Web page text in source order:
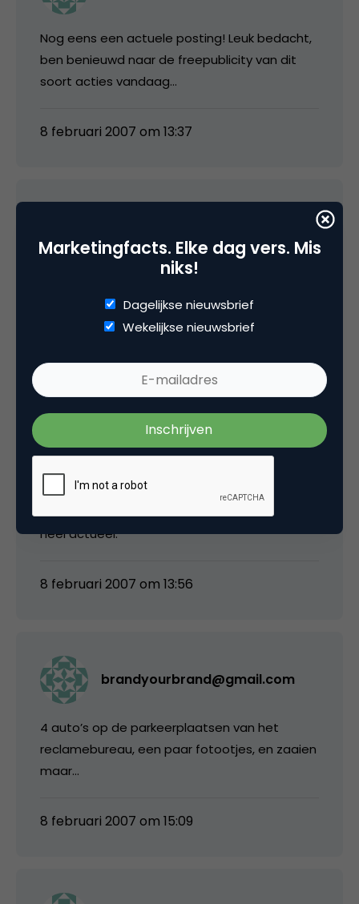
Nog eens een actuele posting! Leuk bedacht,
ben benieuwd naar de freepublicity van dit
soort acties vandaag…
8 februari 2007 om 13:37
Leuke post, ik ga even sneeuwballen gooien
Haha, “actuele posting”… Ronald, is dat
cynisch bedoeld? Winter 2005/2006 is niet zo
heel actueel.
8 februari 2007 om 13:56
brandyourbrand@gmail.com
4 auto’s op de parkeerplaatsen van het
reclamebureau, een paar fotootjes, en zaaien
maar…
8 februari 2007 om 15:09
Marketingfacts. Elke dag vers. Mis
niks!
Dagelijkse nieuwsbrief
Wekelijkse nieuwsbrief